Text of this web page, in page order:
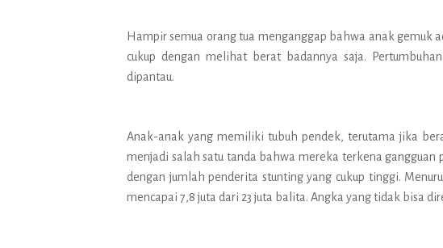
Hampir semua orang tua menganggap bahwa anak gemuk
cukup dengan melihat berat badannya saja.
dipantau.
Anak-anak yang memiliki tubuh pendek, terutama jika
menjadi salah satu tanda bahwa mereka terkena gangguan
dengan jumlah penderita stunting yang cukup tinggi.
mencapai 7,8 juta dari 23 juta balita. Angka yang tidak bisa